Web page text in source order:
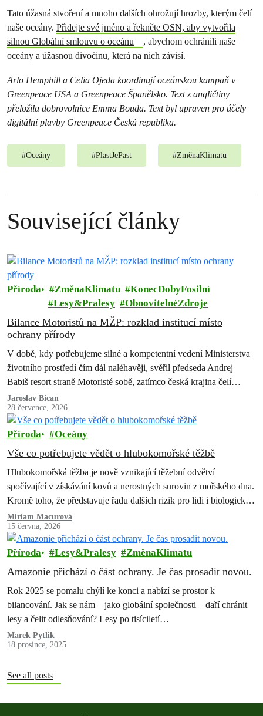
Tato úžasná stvoření a mnoho dalších ohrožují hrozby, kterým čelí
naše oceány. Přidejte své jméno a řekněte OSN, aby vytvořila
silnou Globální smlouvu o oceánu
, abychom ochránili naše
oceány a úžasnou divočinu, která na nich závisí.
Arlo Hemphill a Celia Ojeda koordinují oceánskou kampaň v
Greenpeace USA a Greenpeace Španělsko. Text z angličtiny
přeložila dobrovolnice Emma Bouda. Text byl upraven pro účely
digitální plavby Greenpeace Česká republika.
#Oceány #PlastJePast #ZměnaKlimatu
Související články
Příroda ZměnaKlimatu
KonecDobyFosilní
Lesy&Pralesy
ObnovitelnéZdroje
Bilance Motoristů na MŽP: rozklad institucí místo
ochrany přírody
V době, kdy potřebujeme silné a kompetentní vedení Ministerstva
životního prostředí čím dál naléhavěji, svěřil předseda Andrej
Babiš resort straně Motoristé sobě, zatímco česká krajina čelí
suchu, erozi půdy, úbytku…
Jaroslav Bican
28 července, 2026
Příroda Oceány
Vše co potřebujete vědět o hlubokomořské těžbě
Hlubokomořská těžba je nově vznikající těžební odvětví
spočívající v získávání kovů a nerostných surovin z mořského dna.
Kromě toho, že představuje řadu dalších rizik pro lidi i biologickou
rozmanitost, způsobila…
Miriam Macurová
15 června, 2026
Příroda Lesy&Pralesy ZměnaKlimatu
Amazonie přichází o část ochrany. Je čas prosadit novou.
Rok 2025 se pomalu chýlí ke konci a nabízí se prostor k
bilancování. Jak se nám – jako globální společnosti – daří chránit
lesy a čelit odlesňování? Lesy po tisíciletí…
Marek Pytlik
18 prosince, 2025
See all posts